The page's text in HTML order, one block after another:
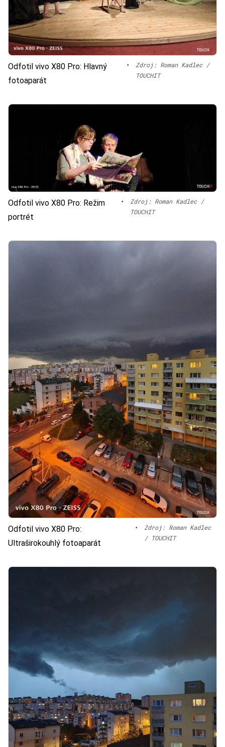
Odfotil vivo X80 Pro: Hlavný
fotoaparát
•
Zdroj: Roman Kadlec /
TOUCHIT
Odfotil vivo X80 Pro: Režim
portrét
•
Zdroj: Roman Kadlec /
TOUCHIT
Odfotil vivo X80 Pro:
Ultraširokouhlý fotoaparát
•
Zdroj: Roman Kadlec
/ TOUCHIT